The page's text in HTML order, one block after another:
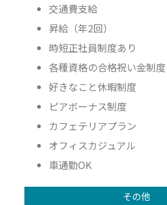
交通費支給
昇給（年2回）
時短正社員制度あり
各種資格の合格祝い金制
好きなこと休暇制度
ピアボーナス制度
カフェテリアプラン
オフィスカジュアル
車通勤OK
その他